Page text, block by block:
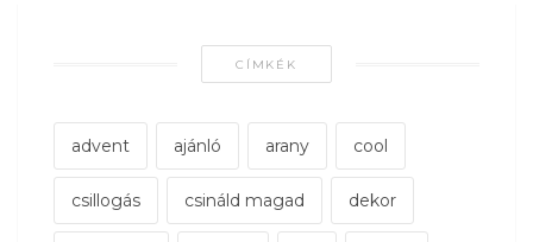
CÍMKÉK
advent ajánló arany cool
csillogás csináld magad dekor